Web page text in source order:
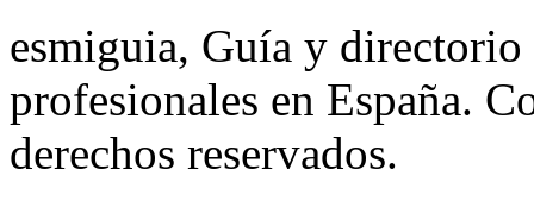
esmiguia, Guía y directorio
profesionales en España.
derechos reservados.